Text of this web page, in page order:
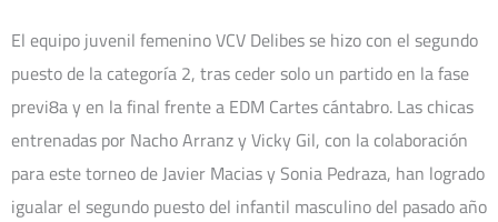
El equipo juvenil femenino VCV Delibes se hizo con el segundo
puesto de la categoría 2, tras ceder solo un partido en la fase
previ8a y en la final frente a EDM Cartes cántabro. Las chicas
entrenadas por Nacho Arranz y Vicky Gil, con la colaboración
para este torneo de Javier Macias y Sonia Pedraza, han logrado
igualar el segundo puesto del infantil masculino del pasado año